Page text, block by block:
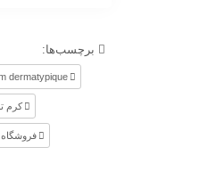
برچسب‌ها:
dermatypique
کرم
فروشگاه